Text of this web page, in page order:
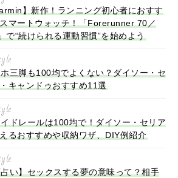
】新作！ランニング初心者におすす
マートウォッチ！「Forerunner 70／
で“続けられる運動習慣”を始めよう
三脚も100均でよくない？ダイソー・セ
キャンドゥおすすめ11選
ドレールは100均で！ダイソー・セリア
るおすすめや収納ワザ、DIY例紹介
い】セックスする夢の意味って？相手